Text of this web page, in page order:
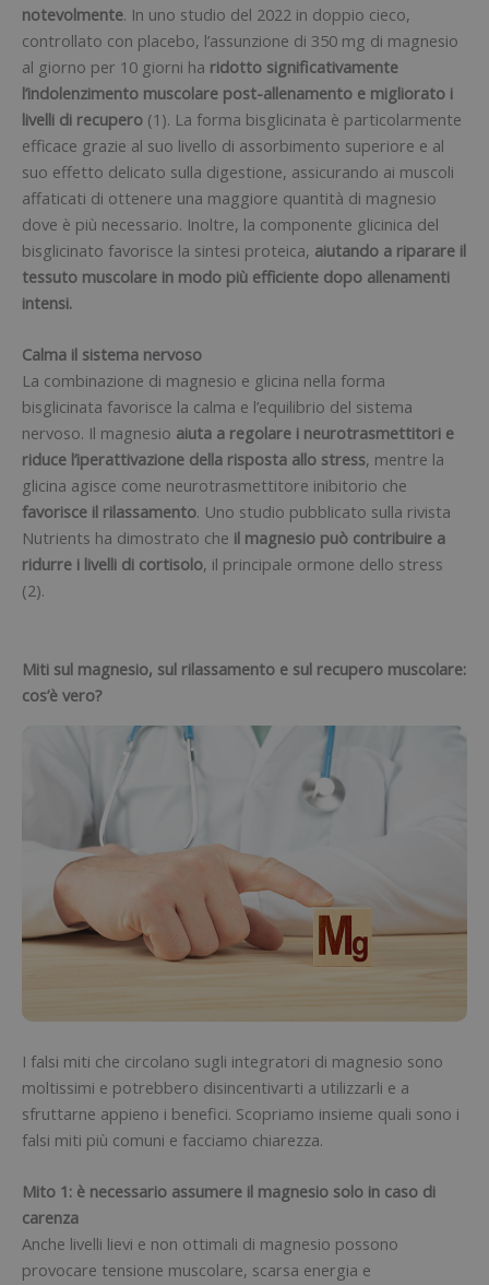
notevolmente. In uno studio del 2022 in doppio cieco,
controllato con placebo, l’assunzione di 350 mg di magnesio
al giorno per 10 giorni ha ridotto significativamente
l’indolenzimento muscolare post-allenamento e migliorato i
livelli di recupero (1). La forma bisglicinata è particolarmente
efficace grazie al suo livello di assorbimento superiore e al
suo effetto delicato sulla digestione, assicurando ai muscoli
affaticati di ottenere una maggiore quantità di magnesio
dove è più necessario. Inoltre, la componente glicinica del
bisglicinato favorisce la sintesi proteica, aiutando a riparare il
tessuto muscolare in modo più efficiente dopo allenamenti
intensi.
Calma il sistema nervoso
La combinazione di magnesio e glicina nella forma
bisglicinata favorisce la calma e l’equilibrio del sistema
nervoso. Il magnesio aiuta a regolare i neurotrasmettitori e
riduce l’iperattivazione della risposta allo stress, mentre la
glicina agisce come neurotrasmettitore inibitorio che
favorisce il rilassamento. Uno studio pubblicato sulla rivista
Nutrients ha dimostrato che il magnesio può contribuire a
ridurre i livelli di cortisolo, il principale ormone dello stress
(2).
Miti sul magnesio, sul rilassamento e sul recupero muscolare:
cos’è vero?
I falsi miti che circolano sugli integratori di magnesio sono
moltissimi e potrebbero disincentivarti a utilizzarli e a
sfruttarne appieno i benefici. Scopriamo insieme quali sono i
falsi miti più comuni e facciamo chiarezza.
Mito 1: è necessario assumere il magnesio solo in caso di
carenza
Anche livelli lievi e non ottimali di magnesio possono
provocare tensione muscolare, scarsa energia e